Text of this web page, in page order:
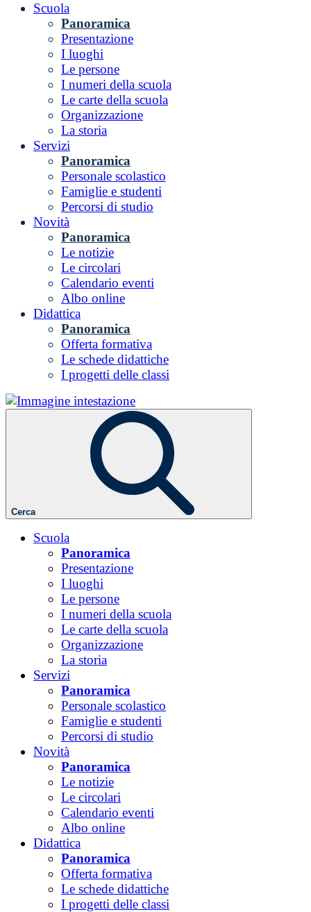
Scuola
Panoramica
Presentazione
I luoghi
Le persone
I numeri della scuola
Le carte della scuola
Organizzazione
La storia
Servizi
Panoramica
Personale scolastico
Famiglie e studenti
Percorsi di studio
Novità
Panoramica
Le notizie
Le circolari
Calendario eventi
Albo online
Didattica
Panoramica
Offerta formativa
Le schede didattiche
I progetti delle classi
Cerca
Scuola
Panoramica
Presentazione
I luoghi
Le persone
I numeri della scuola
Le carte della scuola
Organizzazione
La storia
Servizi
Panoramica
Personale scolastico
Famiglie e studenti
Percorsi di studio
Novità
Panoramica
Le notizie
Le circolari
Calendario eventi
Albo online
Didattica
Panoramica
Offerta formativa
Le schede didattiche
I progetti delle classi